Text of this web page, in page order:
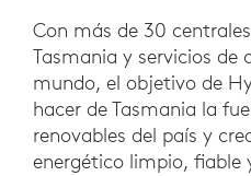
Con más de 30
Tasmania y servicios de
mundo, el objetivo de
hacer de Tasmania la
renovables del país y
energético limpio, fiable